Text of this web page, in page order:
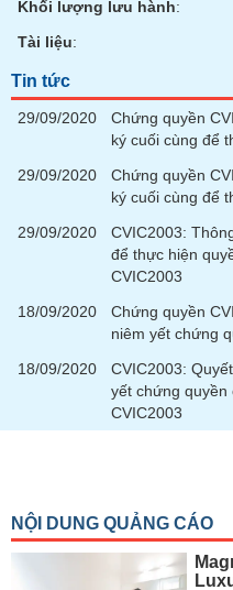
Khối lượng lưu hành:
Tài liệu:
Tin tức
29/09/2020
Chứng quyền
ký cuối cùng để
29/09/2020
Chứng quyền
ký cuối cùng để
29/09/2020
CVIC2003:
để thực hiện
CVIC2003
18/09/2020
Chứng quyền
niêm yết chứng
18/09/2020
CVIC2003:
yết chứng quyền
CVIC2003